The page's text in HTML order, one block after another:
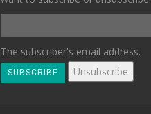
The subscriber's email address.